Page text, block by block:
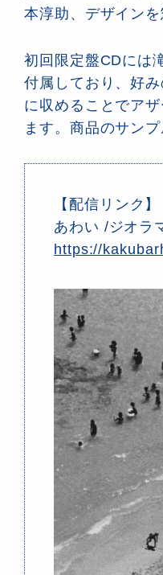
本淳助、デザイン
初回限定盤CDには
付属しており、好
に収めることでア
ます。商品のサン
【配信リンク】
あわい /ジオラ
https://